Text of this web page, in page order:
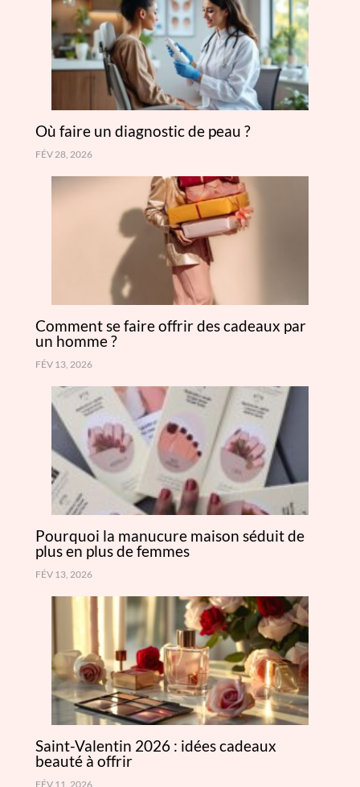
Où faire un diagnostic de peau ?
FÉV 28, 2026
Comment se faire offrir des cadeaux par
un homme ?
FÉV 13, 2026
Pourquoi la manucure maison séduit de
plus en plus de femmes
FÉV 13, 2026
Saint-Valentin 2026 : idées cadeaux
beauté à offrir
FÉV 11, 2026